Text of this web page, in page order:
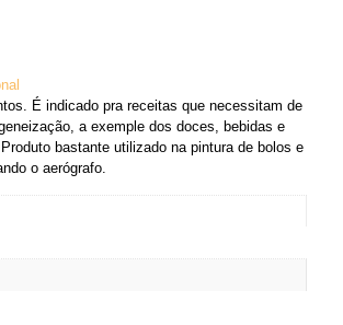
É indicado pra receitas que necessitam de
a exemple dos doces, bebidas e
bastante utilizado na pintura de bolos e
o aerógrafo.